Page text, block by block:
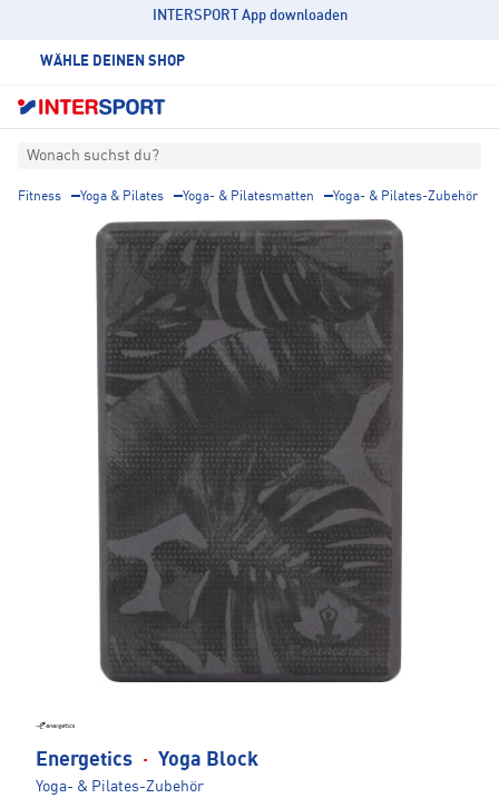
INTERSPORT App downloaden
WÄHLE DEINEN SHOP
Wonach suchst du?
Fitness Yoga & Pilates Yoga- & Pilatesmatten Yoga- & Pilates-Zubehör
Energetics · Yoga Block
Yoga- & Pilates-Zubehör